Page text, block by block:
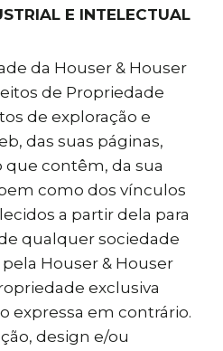
E INTELECTUAL
da Houser & Houser
de Propriedade
de exploração e
das suas páginas,
que contêm, da sua
como dos vínculos
a partir dela para
qualquer sociedade
Houser & Houser
exclusiva
expressa em contrário.
design e/ou